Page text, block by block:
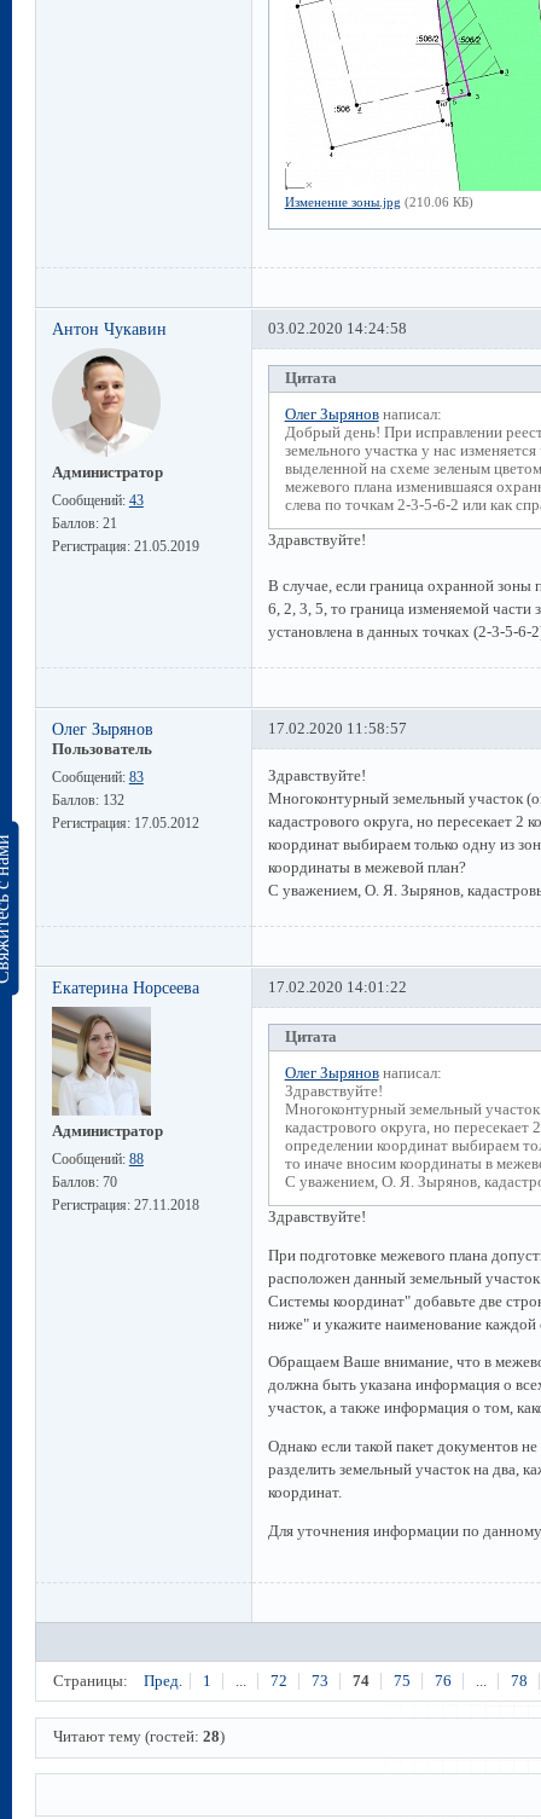
нами
Изменение зоны.jpg (210.06 КБ)
Антон Чукавин
Администратор
Сообщений: 43
Баллов: 21
Регистрация: 21.05.2019
03.02.2020 14:24:58
Цитата
Олег Зыряновнаписал:
Добрый день! При исправлении
земельного участка у нас
выделенной на схеме зеленым
межевого плана изменившаяся
слева по точкам 2-3-5-6-2 или как
Здравствуйте!
В случае, если граница охранной зоны
6, 2, 3, 5, то граница изменяемой
установлена в данных точках (2-3-5-6-
Олег Зырянов
Пользователь
Сообщений: 83
Баллов: 132
Регистрация: 17.05.2012
17.02.2020 11:58:57
Здравствуйте!
Многоконтурный земельный участок
кадастрового округа, но пересекает
координат выбираем только одну из
координаты в межевой план?
С уважением, О. Я. Зырянов,
Екатерина Норсеева
Администратор
Сообщений: 88
Баллов: 70
Регистрация: 27.11.2018
17.02.2020 14:01:22
Цитата
Олег Зыряновнаписал:
Здравствуйте!
Многоконтурный земельный
кадастрового округа, но
определении координат выбираем
то иначе вносим координаты в
С уважением, О. Я. Зырянов,
Здравствуйте!
При подготовке межевого плана
расположен данный земельный
Системы координат" добавьте две
ниже" и укажите наименование каждой
Обращаем Ваше внимание, что в
должна быть указана информация о
участок, а также информация о том,
Однако если такой пакет документов
разделить земельный участок на два,
координат.
Для уточнения информации по
Страницы: Пред. 1 72 73 74 75 76 78
Читают тему (гостей:28)